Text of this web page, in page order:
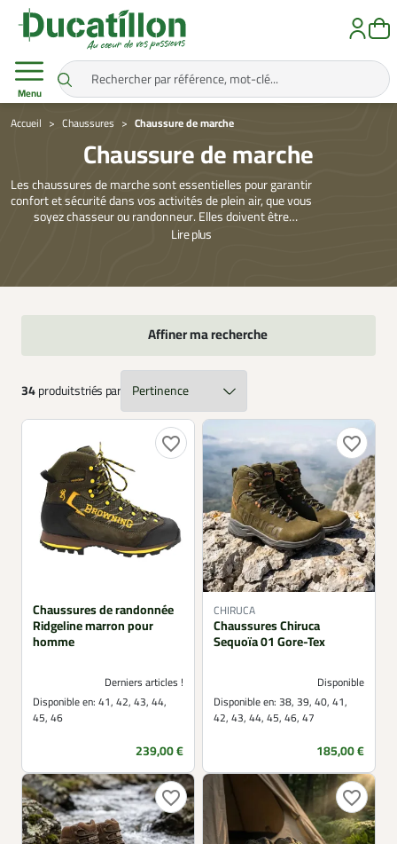
Menu
Accueil Chaussures Chaussure de marche
Chaussure de marche
Les chaussures de marche sont essentielles pour garantir
confort et sécurité dans vos activités de plein air, que vous
soyez chasseur ou randonneur. Elles doivent être
adaptées à chaque type de terrain et d’environnement.
Lireplus
Affiner ma recherche
34produitstriés par
favorite_border
Chaussures de randonnée
Ridgeline marron pour
homme
Derniers articles !
Disponible en: 41, 42, 43, 44,
45, 46
Prix
239,00 €
favorite_border
CHIRUCA
Chaussures Chiruca
Sequoïa 01 Gore-Tex
Disponible
Disponible en: 38, 39, 40, 41,
42, 43, 44, 45, 46, 47
Prix
185,00 €
favorite_border favorite_border